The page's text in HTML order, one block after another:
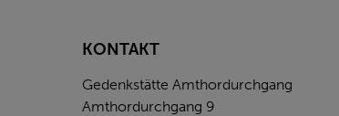
KONTAKT
Gedenkstätte Amthordurchgang
Amthordurchgang 9